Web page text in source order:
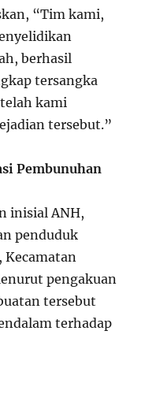
“Tim kami,
berhasil
tersangka
kami
tersebut.”
Pembunuhan
inisial ANH,
penduduk
Kecamatan
pengakuan
tersebut
terhadap